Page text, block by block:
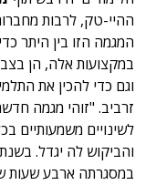
ההיי-טק, לרבות
המגמה הזו בין היתר
במקצועות אלה, הן
וגם כדי להכין את
זרביב. "זוהי מגמה
לשינויים משמעותיים
והביקוש לה יגדל.
במסגרתה ארבע שעות